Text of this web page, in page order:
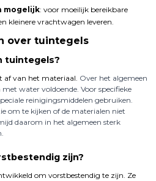
mogelijk: voor moeilijk bereikbare
kleinere vrachtwagen leveren.
over tuintegels
tuintegels?
af van het materiaal. Over het algemeen
water voldoende. Voor specifieke
reinigingsmiddelen gebruiken.
om te kijken of de materialen niet
daarom in het algemeen sterk
zijn?
om vorstbestendig te zijn. Ze